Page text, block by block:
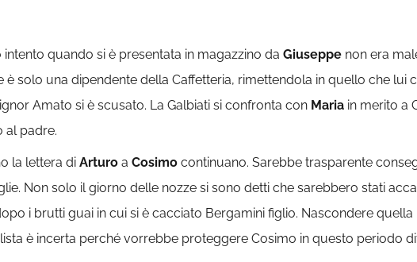
quando si è presentata in magazzino da Giuseppe non era
è solo una dipendente della Caffetteria, rimettendola in quello che lui
Amato si è scusato. La Galbiati si confronta con Maria in merito a
al padre.
la lettera di Arturo a Cosimo continuano. Sarebbe trasparente
Non solo il giorno delle nozze si sono detti che sarebbero stati
i brutti guai in cui si è cacciato Bergamini figlio. Nascondere
è incerta perché vorrebbe proteggere Cosimo in questo periodo